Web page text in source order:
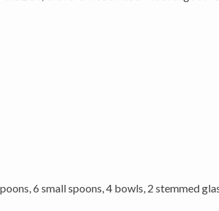
6 small spoons, 4 bowls, 2 stemmed